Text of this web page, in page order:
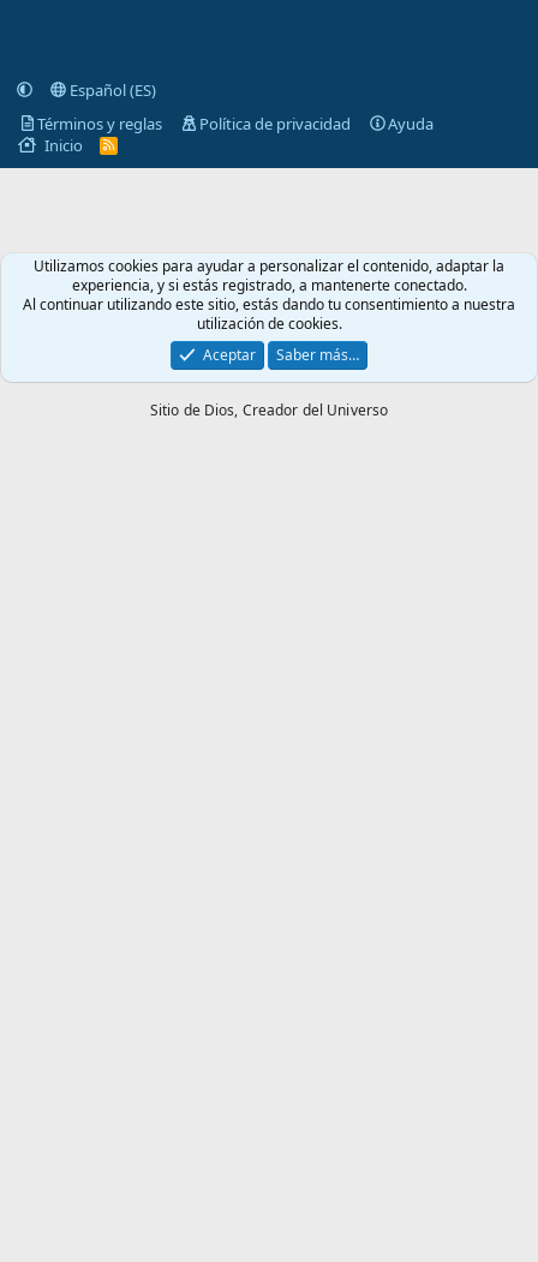
Español (ES)
Términos y reglas
Política de privacidad
Ayuda
Inicio
R
S
Utilizamos cookies para ayudar a personalizar el contenido, adaptar la
experiencia, y si estás registrado, a mantenerte conectado.
Al continuar utilizando este sitio, estás dando tu consentimiento a nuestra
utilización de cookies.
Aceptar
Saber más…
Sitio de Dios, Creador del Universo